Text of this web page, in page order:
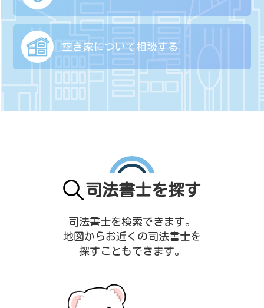
空き家について相談する
司法書士を探す
司法書士を検索できます。
地図からお近くの司法書士を
探すこともできます。